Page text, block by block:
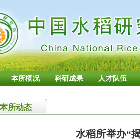
本所概况 科研成果 人才队伍
本所动态
水稻所举办“